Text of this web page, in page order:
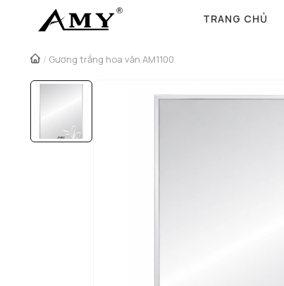
TRANG CHỦ
/ Gương trắng hoa văn AM1100